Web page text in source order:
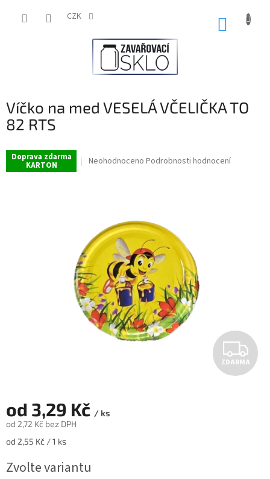
CZK
Víčko na med VESELÁ VČELIČKA TO
82 RTS
Doprava zdarma
KARTON
Průměrné
hvězdiček.
Neohodnoceno Podrobnosti hodnocení
Z
D
ZDARMA
od 3,29 Kč / ks
od 2,72 Kč bez DPH
Měrná
od 2,55 Kč / 1 ks
Zvolte variantu